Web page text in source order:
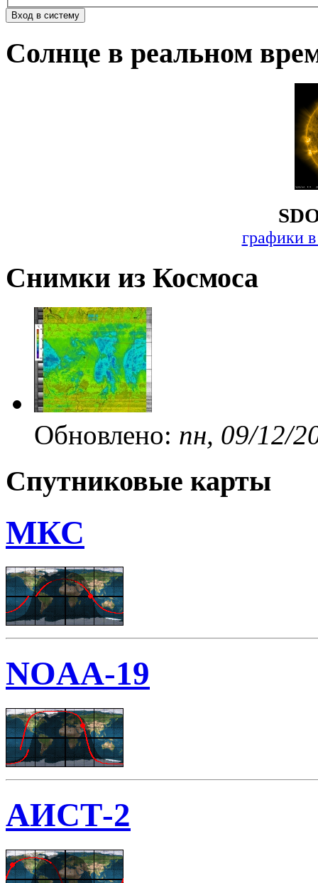
Солнце в реальном
графики
Снимки из Космоса
Обновлено: пн, 09/12/
Спутниковые карты
МКС
NOAA-19
АИСТ-2